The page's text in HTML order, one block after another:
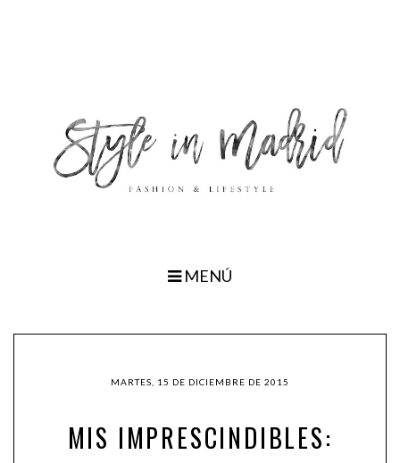
MENÚ
MARTES, 15 DE DICIEMBRE DE 2015
MIS IMPRESCINDIBLES: